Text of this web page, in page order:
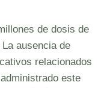
de dosis de
ausencia de
relacionados
este